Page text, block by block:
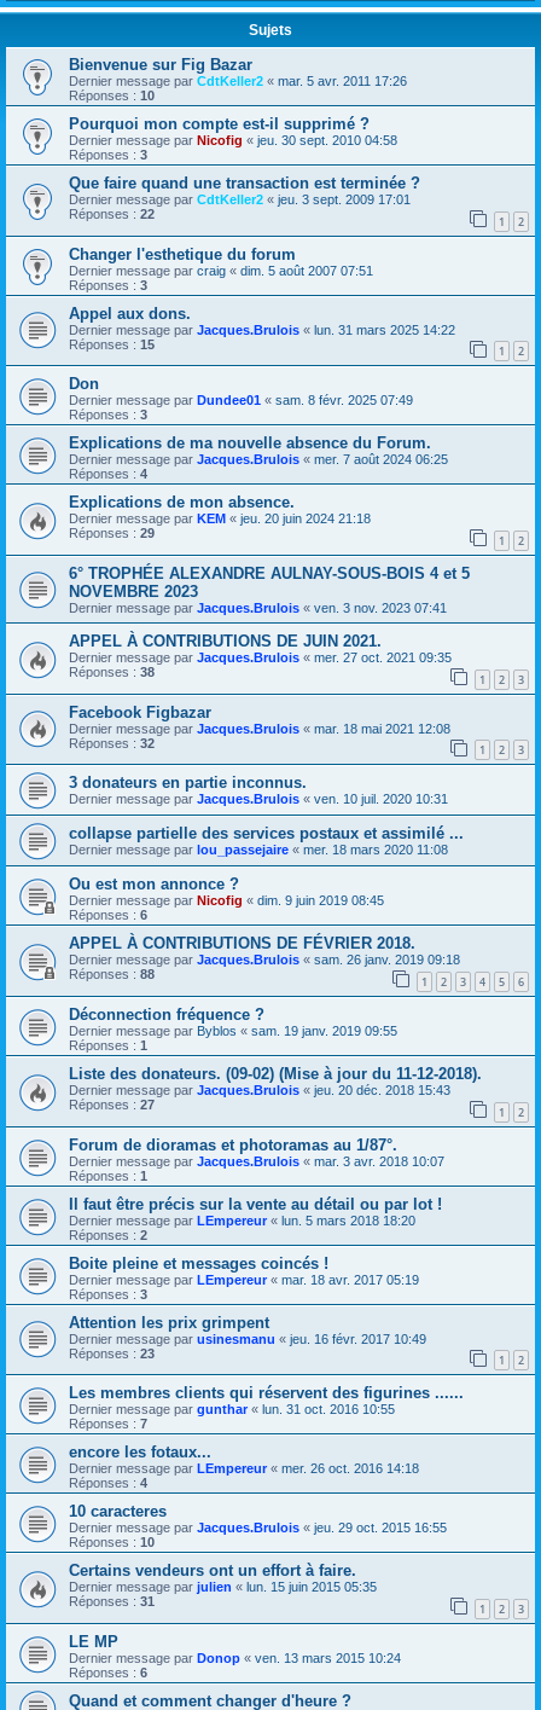
Sujets
Bienvenue sur Fig Bazar
Dernier message par CdtKeller2 « mar. 5 avr. 2011 17:26
Réponses : 10
Pourquoi mon compte est-il supprimé ?
Dernier message par Nicofig « jeu. 30 sept. 2010 04:58
Réponses : 3
Que faire quand une transaction est terminée ?
Dernier message par CdtKeller2 « jeu. 3 sept. 2009 17:01
Réponses : 22 1 2
Changer l'esthetique du forum
Dernier message par craig « dim. 5 août 2007 07:51
Réponses : 3
Appel aux dons.
Dernier message par Jacques.Brulois « lun. 31 mars 2025 14:22
Réponses : 15 1 2
Don
Dernier message par Dundee01 « sam. 8 févr. 2025 07:49
Réponses : 3
Explications de ma nouvelle absence du Forum.
Dernier message par Jacques.Brulois « mer. 7 août 2024 06:25
Réponses : 4
Explications de mon absence.
Dernier message par KEM « jeu. 20 juin 2024 21:18
Réponses : 29 1 2
6° TROPHÉE ALEXANDRE AULNAY-SOUS-BOIS 4 et 5
NOVEMBRE 2023
Dernier message par Jacques.Brulois « ven. 3 nov. 2023 07:41
APPEL À CONTRIBUTIONS DE JUIN 2021.
Dernier message par Jacques.Brulois « mer. 27 oct. 2021 09:35
Réponses : 38 1 2 3
Facebook Figbazar
Dernier message par Jacques.Brulois « mar. 18 mai 2021 12:08
Réponses : 32 1 2 3
3 donateurs en partie inconnus.
Dernier message par Jacques.Brulois « ven. 10 juil. 2020 10:31
collapse partielle des services postaux et assimilé ...
Dernier message par lou_passejaire « mer. 18 mars 2020 11:08
Ou est mon annonce ?
Dernier message par Nicofig « dim. 9 juin 2019 08:45
Réponses : 6
APPEL À CONTRIBUTIONS DE FÉVRIER 2018.
Dernier message par Jacques.Brulois « sam. 26 janv. 2019 09:18
Réponses : 88 1 2 3 4 5 6
Déconnection fréquence ?
Dernier message par Byblos « sam. 19 janv. 2019 09:55
Réponses : 1
Liste des donateurs. (09-02) (Mise à jour du 11-12-2018).
Dernier message par Jacques.Brulois « jeu. 20 déc. 2018 15:43
Réponses : 27 1 2
Forum de dioramas et photoramas au 1/87°.
Dernier message par Jacques.Brulois « mar. 3 avr. 2018 10:07
Réponses : 1
Il faut être précis sur la vente au détail ou par lot !
Dernier message par LEmpereur « lun. 5 mars 2018 18:20
Réponses : 2
Boite pleine et messages coincés !
Dernier message par LEmpereur« mar. 18 avr. 2017 05:19
Réponses : 3
Attention les prix grimpent
Dernier message par usinesmanu « jeu. 16 févr. 2017 10:49
Réponses : 23 1 2
Les membres clients qui réservent des figurines ......
Dernier message par gunthar« lun. 31 oct. 2016 10:55
Réponses : 7
encore les fotaux...
Dernier message par LEmpereur « mer. 26 oct. 2016 14:18
Réponses : 4
10 caracteres
Dernier message par Jacques.Brulois « jeu. 29 oct. 2015 16:55
Réponses : 10
Certains vendeurs ont un effort à faire.
Dernier message par julien « lun. 15 juin 2015 05:35
Réponses : 31 1 2 3
LE MP
Dernier message par Donop « ven. 13 mars 2015 10:24
Réponses : 6
Quand et comment changer d'heure ?